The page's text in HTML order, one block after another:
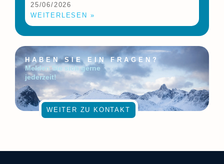
25/06/2026
WEITERLESEN »
HABEN SIE EIN FRAGEN?
Melden Sie sich gerne
jederzeit!
WEITER ZU KONTAKT